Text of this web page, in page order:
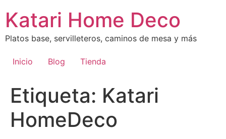
contenido
Katari Home Deco
Platos base, servilleteros, caminos de mesa y más
Inicio Blog Tienda
Etiqueta: Katari
HomeDeco